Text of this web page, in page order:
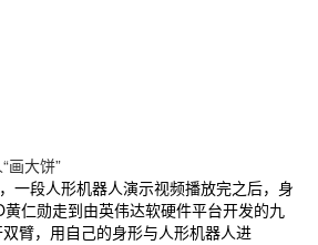
画大饼”
一段人形机器人演示视频播放完之后，身
仁勋走到由英伟达软硬件平台开发的九
臂，用自己的身形与人形机器人进